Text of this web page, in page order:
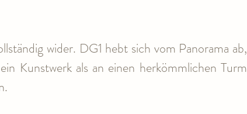
wider. DG1 hebt sich vom Panorama ab,
Kunstwerk als an einen herkömmlichen Turm